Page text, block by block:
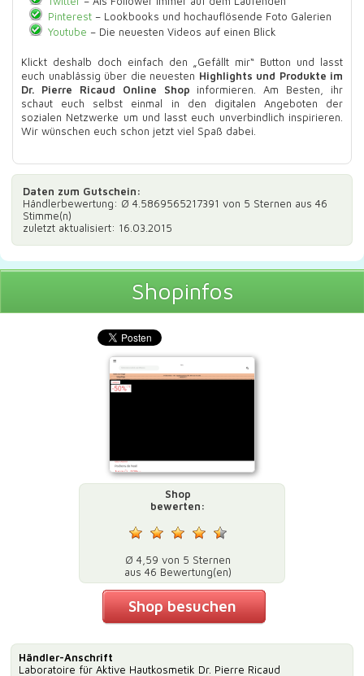
Pinterest– Lookbooks und hochauflösende Foto Galerien
Youtube – Die neuesten Videos auf einen Blick
Klickt deshalb doch einfach den „Gefällt mir“ Button und lasst
euch unablässig über die neuesten Highlights und Produkte im
Dr. Pierre Ricaud Online Shop informieren. Am Besten, ihr
schaut euch selbst einmal in den digitalen Angeboten der
sozialen Netzwerke um und lasst euch unverbindlich inspirieren.
Wir wünschen euch schon jetzt viel Spaß dabei.
Daten zum Gutschein:
Händlerbewertung: Ø 4.5869565217391 von 5 Sternen aus 46
Stimme(n)
zuletzt aktualisiert: 16.03.2015
Shopinfos
Shop
bewerten:
Ø 4,59 von 5 Sternen
aus 46 Bewertung(en)
Shop besuchen
Händler-Anschrift
Laboratoire für Aktive Hautkosmetik Dr. Pierre Ricaud